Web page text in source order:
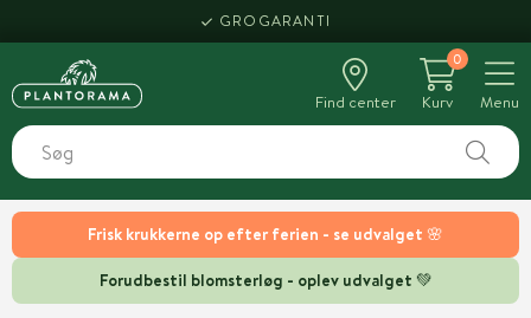
Frisk krukkerne op efter ferien - se udvalget 🌸
Forudbestil blomsterløg - oplev udvalget 💚
Find center
0
Kurv
Menu